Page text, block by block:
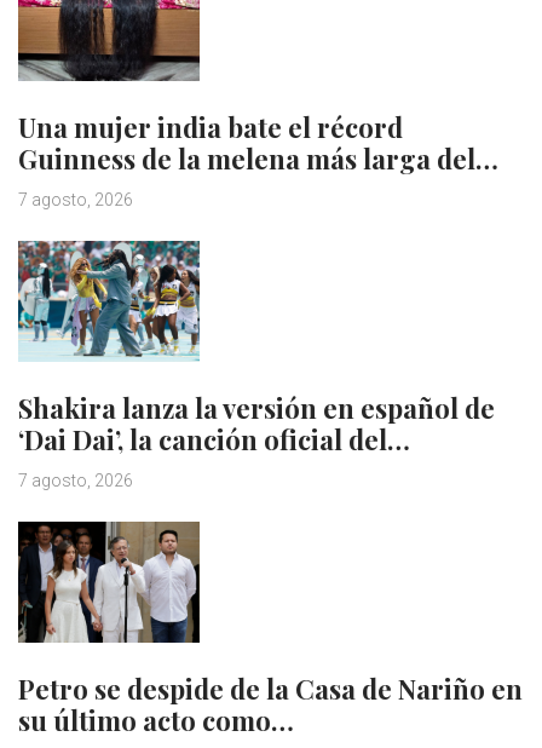
Una mujer india bate el récord
Guinness de la melena más larga del…
7 agosto, 2026
Shakira lanza la versión en español de
‘Dai Dai’, la canción oficial del…
7 agosto, 2026
Petro se despide de la Casa de Nariño en
su último acto como…